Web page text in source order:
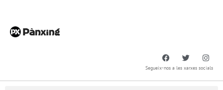
Segueix-nos a les xarxes socials